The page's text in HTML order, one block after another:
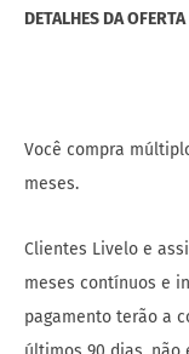
DETALHES DA OFERTA
Você compra
meses.
Clientes Livelo e
meses contínuos e
pagamento terão a